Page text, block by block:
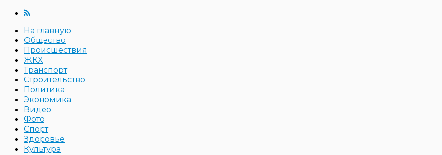
На главную
Общество
Происшествия
ЖКХ
Транспорт
Строительство
Политика
Экономика
Видео
Фото
Спорт
Здоровье
Культура